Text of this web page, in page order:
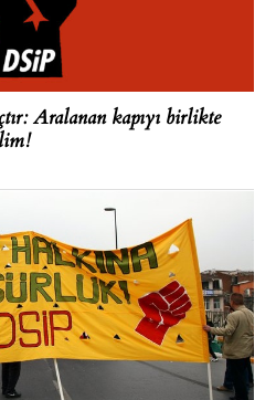
Aralanan kapıyı birlikte